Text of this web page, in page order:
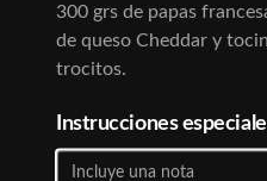
$24.200
300 grs de papas
de queso Cheddar y
trocitos.
Instrucciones